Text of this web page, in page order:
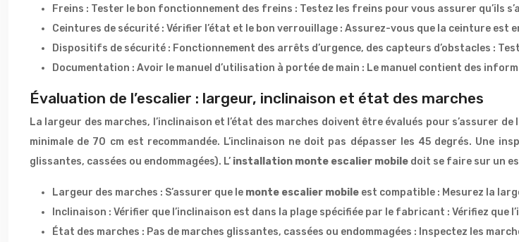
Freins : Tester le bon fonctionnement des freins : Testez les freins pour vous assurer qu’ils
Ceintures de sécurité : Vérifier l’état et le bon verrouillage : Assurez-vous que la ceinture est
Dispositifs de sécurité : Fonctionnement des arrêts d’urgence, des capteurs d’obstacles :
Documentation : Avoir le manuel d’utilisation à portée de main : Le manuel contient des
Évaluation de l’escalier : largeur, inclinaison et état des marches
La largeur des marches, l’inclinaison et l’état des marches doivent être évalués pour s’assurer
minimale de 70 cm est recommandée. L’inclinaison ne doit pas dépasser les 45 degrés. Une
glissantes, cassées ou endommagées). L’ installation monte escalier mobile doit se faire sur un
Largeur des marches : S’assurer que le monte escalier mobile est compatible : Mesurez la
Inclinaison : Vérifier que l’inclinaison est dans la plage spécifiée par le fabricant : Vérifiez que
État des marches : Pas de marches glissantes, cassées ou endommagées : Inspectez les